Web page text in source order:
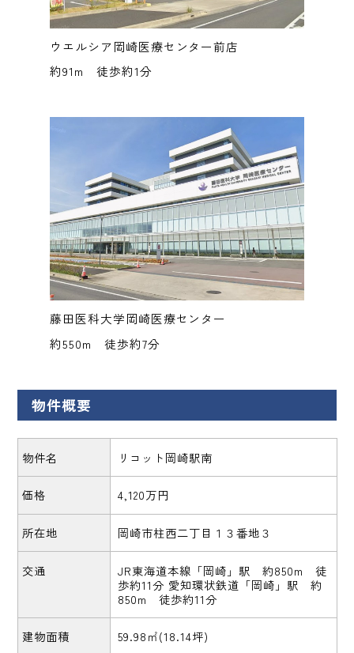
ウエルシア岡崎医療センター前店
約91m 徒歩約1分
藤田医科大学岡崎医療センター
約550m 徒歩約7分
物件概要
物件名 リコット岡崎駅南
価格 4,120万円
所在地 岡崎市柱西二丁目１３番地３
交通
JR東海道本線「岡崎」駅 約850m 徒
歩約11分 愛知環状鉄道「岡崎」駅 約
850m 徒歩約11分
建物面積 59.98㎡(18.14坪)